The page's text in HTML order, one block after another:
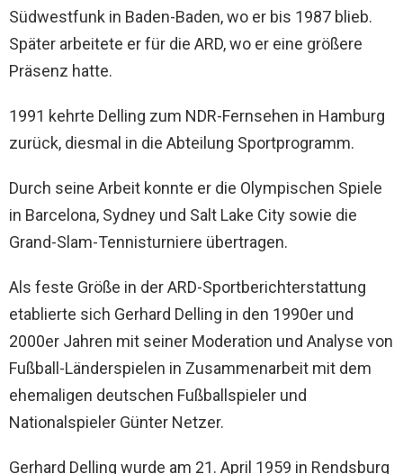
Südwestfunk in Baden-Baden, wo er bis 1987 blieb.
Später arbeitete er für die ARD, wo er eine größere
Präsenz hatte.
1991 kehrte Delling zum NDR-Fernsehen in Hamburg
zurück, diesmal in die Abteilung Sportprogramm.
Durch seine Arbeit konnte er die Olympischen Spiele
in Barcelona, Sydney und Salt Lake City sowie die
Grand-Slam-Tennisturniere übertragen.
Als feste Größe in der ARD-Sportberichterstattung
etablierte sich Gerhard Delling in den 1990er und
2000er Jahren mit seiner Moderation und Analyse von
Fußball-Länderspielen in Zusammenarbeit mit dem
ehemaligen deutschen Fußballspieler und
Nationalspieler Günter Netzer.
Gerhard Delling wurde am 21. April 1959 in Rendsburg